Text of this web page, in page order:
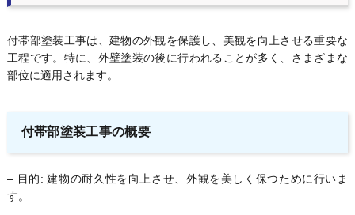
付帯部塗装工事は、建物の外観を保護し、美観を向上させる重要な
工程です。特に、外壁塗装の後に行われることが多く、さまざまな
部位に適用されます。
付帯部塗装工事の概要
– 目的: 建物の耐久性を向上させ、外観を美しく保つために行いま
す。